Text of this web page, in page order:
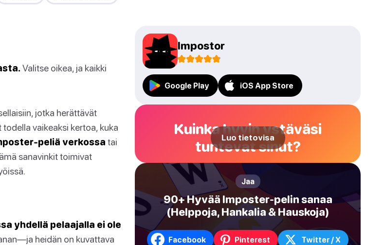
Valitse oikea, ja kaikki
jotka herättävät
vaikeaksi kertoa, kuka
peliä verkossa tai
sanavinkit toimivat
yhdellä pelaajalla ei ole
heidän on kuvattava
Impostor
Google Play iOS App Store
Kuinka hyvin ystäväsi
tuntevat sinut?
Luo tietovisa
Jaa
90+ Hyvää Imposter-pelin sanaa
(Helppoja, Hankalia & Hauskoja)
Facebook Pinterest Twitter / X